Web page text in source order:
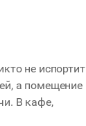
не испортит
а помещение
В кафе,